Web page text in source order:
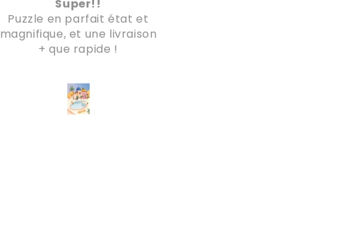
Super!!
Puzzle en parfait état et
magnifique, et une livraison
+ que rapide !